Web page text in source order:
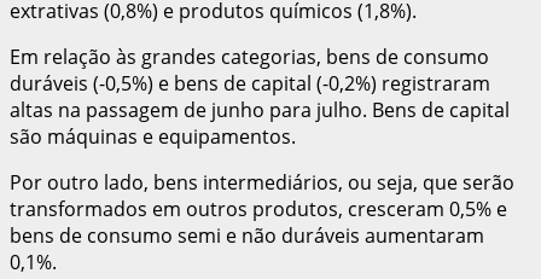
extrativas (0,8%) e produtos químicos (1,8%).
Em relação às grandes categorias, bens de consumo
duráveis (-0,5%) e bens de capital (-0,2%) registraram
altas na passagem de junho para julho. Bens de capital
são máquinas e equipamentos.
Por outro lado, bens intermediários, ou seja, que serão
transformados em outros produtos, cresceram 0,5% e
bens de consumo semi e não duráveis aumentaram
0,1%.